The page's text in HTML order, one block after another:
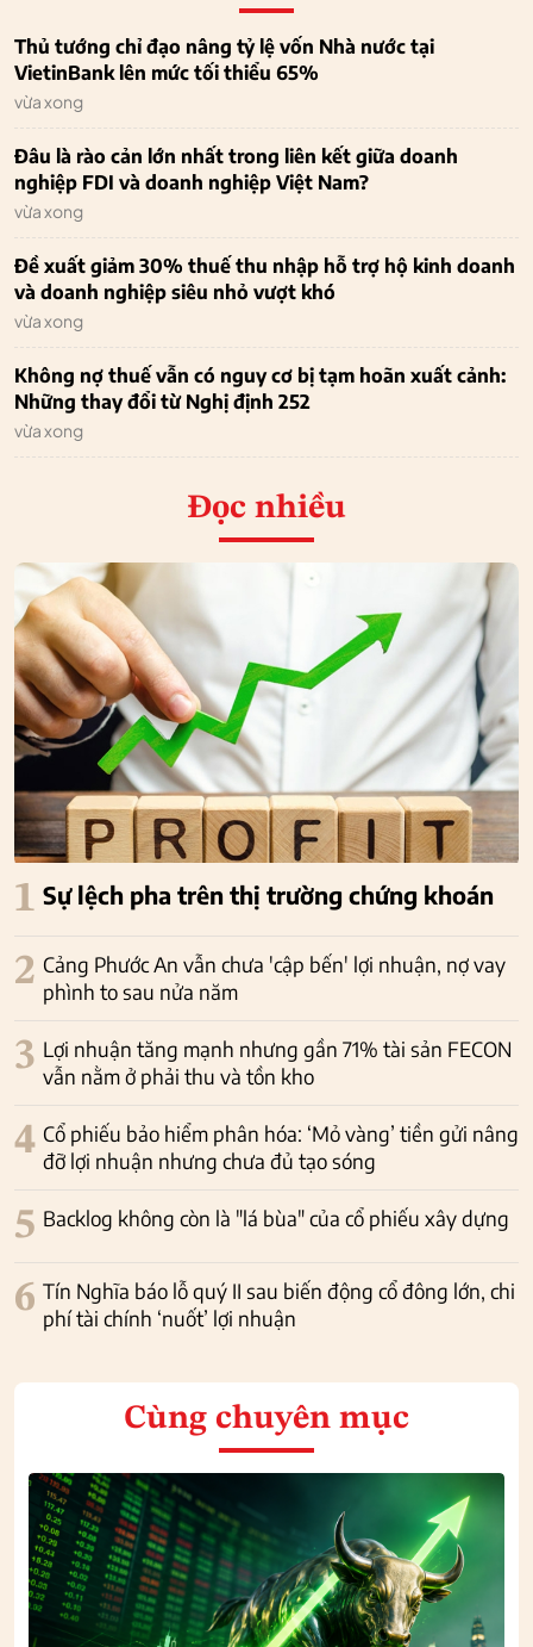
Thủ tướng chỉ đạo nâng tỷ lệ vốn Nhà nước tại
VietinBank lên mức tối thiểu 65%
vừa xong
Đâu là rào cản lớn nhất trong liên kết giữa doanh
nghiệp FDI và doanh nghiệp Việt Nam?
vừa xong
Đề xuất giảm 30% thuế thu nhập hỗ trợ hộ kinh doanh
và doanh nghiệp siêu nhỏ vượt khó
vừa xong
Không nợ thuế vẫn có nguy cơ bị tạm hoãn xuất cảnh:
Những thay đổi từ Nghị định 252
vừa xong
Đọc nhiều
1 Sự lệch pha trên thị trường chứng khoán
2 Cảng Phước An vẫn chưa 'cập bến' lợi nhuận, nợ vay
phình to sau nửa năm
3 Lợi nhuận tăng mạnh nhưng gần 71% tài sản FECON
vẫn nằm ở phải thu và tồn kho
4 Cổ phiếu bảo hiểm phân hóa: ‘Mỏ vàng’ tiền gửi nâng
đỡ lợi nhuận nhưng chưa đủ tạo sóng
5 Backlog không còn là "lá bùa" của cổ phiếu xây dựng
6 Tín Nghĩa báo lỗ quý II sau biến động cổ đông lớn, chi
phí tài chính ‘nuốt’ lợi nhuận
Cùng chuyên mục